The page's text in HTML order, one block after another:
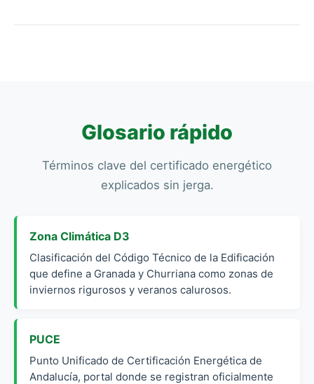
Glosario rápido
Términos clave del certificado energético
explicados sin jerga.
Zona Climática D3
Clasificación del Código Técnico de la Edificación
que define a Granada y Churriana como zonas de
inviernos rigurosos y veranos calurosos.
PUCE
Punto Unificado de Certificación Energética de
Andalucía, portal donde se registran oficialmente